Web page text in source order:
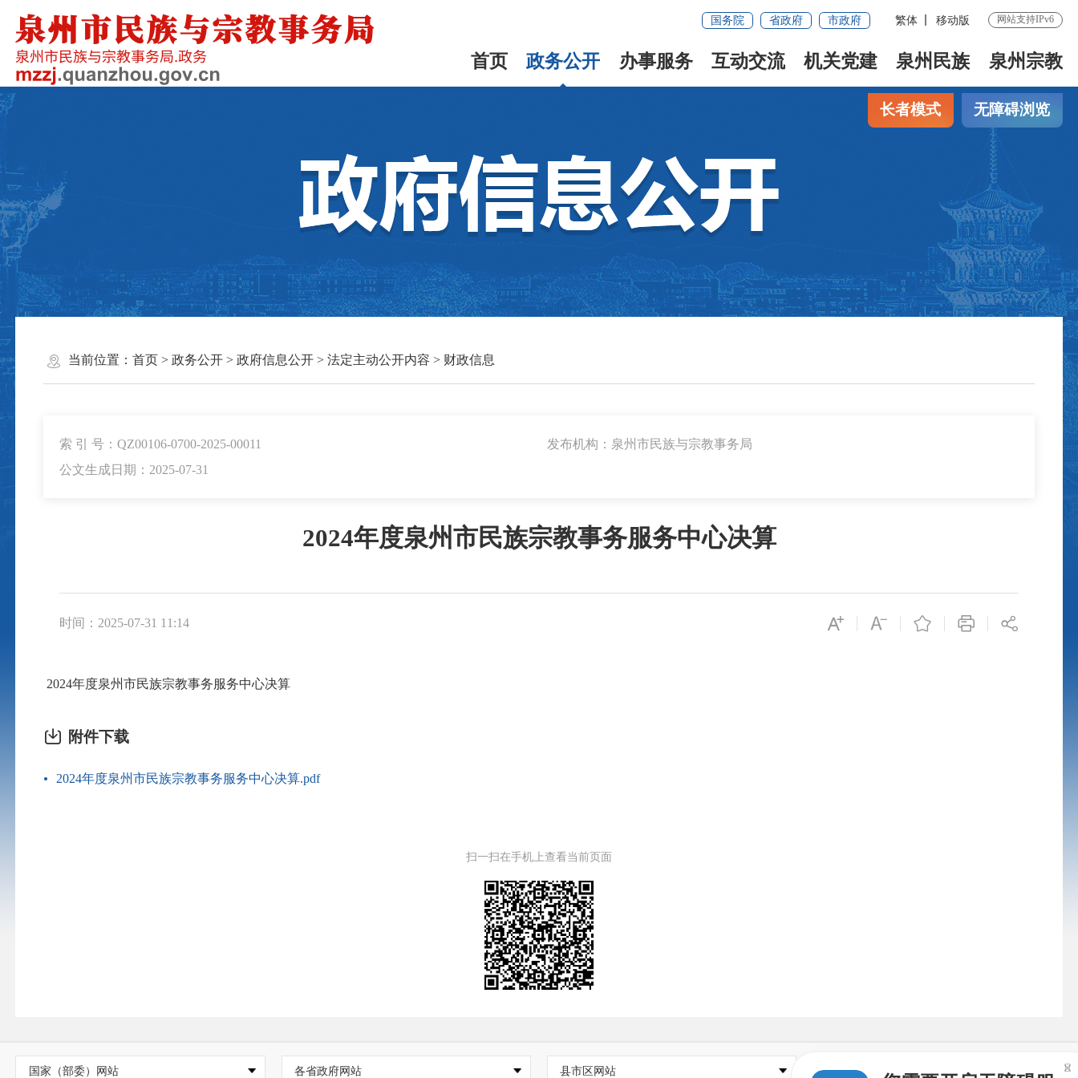
国务院 省政府 市政府 繁体 移动版 网站支持IPv6
首页 政务公开 办事服务 互动交流 机关党建 泉州民族 泉州宗教
长者模式 无障碍浏览
当前位置： 首页> 政务公开> 政府信息公开> 法定主动公开内容 > 财政信息
索 引 号：QZ00106-0700-2025-00011
发布机构：泉州市民族与宗教事务局
公文生成日期：2025-07-31
2024年度泉州市民族宗教事务服务中心决算
时间：2025-07-31 11:14
2024年度泉州市民族宗教事务服务中心决算
附件下载
2024年度泉州市民族宗教事务服务中心决算.pdf
扫一扫在手机上查看当前页面
国家（部委）网站 各省政府网站 县市区网站 本市重要网站 